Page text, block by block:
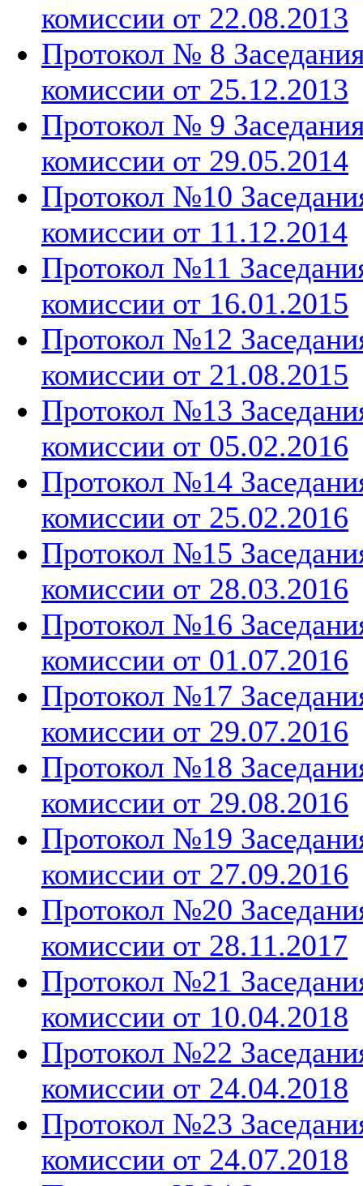
комиссии от 22.08.2013
Протокол № 8
комиссии от 25.12.2013
Протокол № 9
комиссии от 29.05.2014
Протокол №10
комиссии от 11.12.2014
Протокол №11
комиссии от 16.01.2015
Протокол №12
комиссии от 21.08.2015
Протокол №13
комиссии от 05.02.2016
Протокол №14
комиссии от 25.02.2016
Протокол №15
комиссии от 28.03.2016
Протокол №16
комиссии от 01.07.2016
Протокол №17
комиссии от 29.07.2016
Протокол №18
комиссии от 29.08.2016
Протокол №19
комиссии от 27.09.2016
Протокол №20
комиссии от 28.11.2017
Протокол №21
комиссии от 10.04.2018
Протокол №22
комиссии от 24.04.2018
Протокол №23
комиссии от 24.07.2018